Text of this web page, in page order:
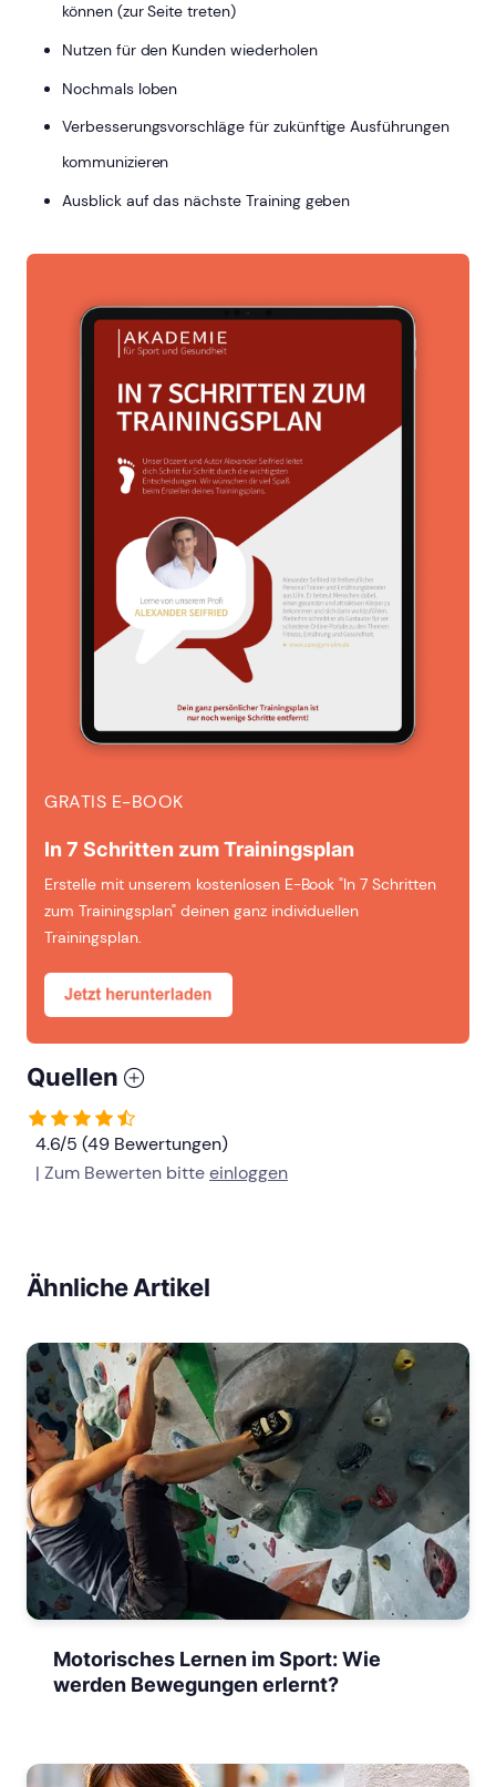
können (zur Seite treten)
Nutzen für den Kunden wiederholen
Nochmals loben
Verbesserungsvorschläge für zukünftige Ausführungen
kommunizieren
Ausblick auf das nächste Training geben
GRATIS E-BOOK
In 7 Schritten zum Trainingsplan
Erstelle mit unserem kostenlosen E-Book "In 7 Schritten
zum Trainingsplan" deinen ganz individuellen
Trainingsplan.
Quellen
4.6/5 (49 Bewertungen)
| Zum Bewerten bitteeinloggen
Ähnliche Artikel
Motorisches Lernen im Sport: Wie
werden Bewegungen erlernt?